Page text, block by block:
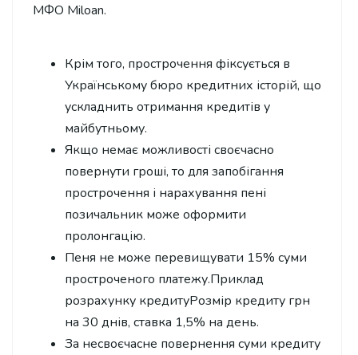
МФО Miloan.
Крім того, прострочення фіксується в
Українському бюро кредитних історій, що
ускладнить отримання кредитів у
майбутньому.
Якщо немає можливості своєчасно
повернути гроші, то для запобігання
прострочення і нарахування пені
позичальник може оформити
пролонгацію.
Пеня не може перевищувати 15% суми
простроченого платежу.Приклад
розрахунку кредитуРозмір кредиту грн
на 30 днів, ставка 1,5% на день.
За несвоєчасне повернення суми кредиту